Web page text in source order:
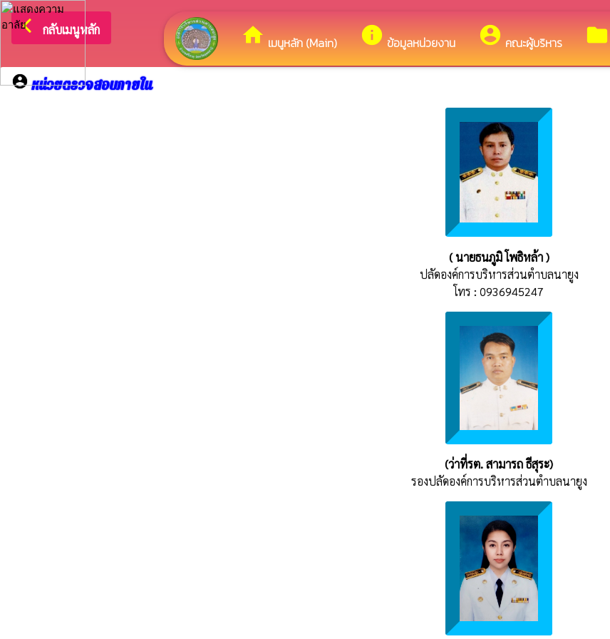
home เมนูหลัก (Main) info ข้อมูลหน่วยงาน account_circle คณะผู้บริหาร folder
arrow_back_ios กลับเมนูหลัก ยินดีต้อนรับสู่เว็บไซต์ของ องค์การบริหารส่วนตำบลนายูง
account_circleหน่วยตรวจสอบภายใน
( นายธนภูมิ โพธิหล้า )
ปลัดองค์การบริหารส่วนตำบลนายูง
โทร : 0936945247
(ว่าที่รต. สามารถ ธีสุระ)
รองปลัดองค์การบริหารส่วนตำบลนายูง